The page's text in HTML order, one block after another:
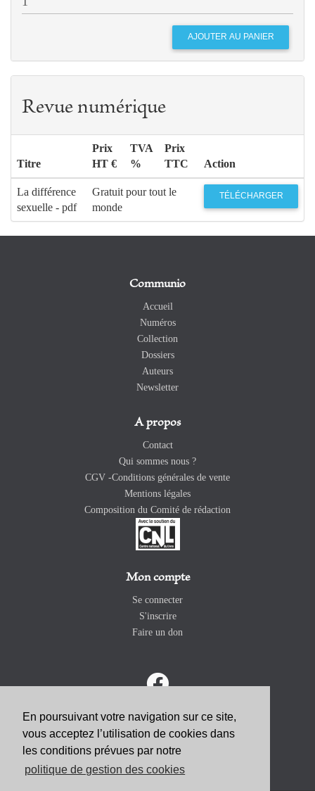
En poursuivant votre navigation sur ce site,
vous acceptez l’utilisation de cookies dans
les conditions prévues par notre
politique de gestion des cookies
Revue numérique
Titre
Prix
HT €
TVA
%
Prix
TTC
Action
La différence
sexuelle - pdf
Gratuit pour tout le
monde
TÉLÉCHARGER
Communio
Accueil
Numéros
Collection
Dossiers
Auteurs
Newsletter
A propos
Contact
Qui sommes nous ?
CGV -Conditions générales de vente
Mentions légales
Composition du Comité de rédaction
Mon compte
Se connecter
S'inscrire
Faire un don
ABONNEZ-VOUS